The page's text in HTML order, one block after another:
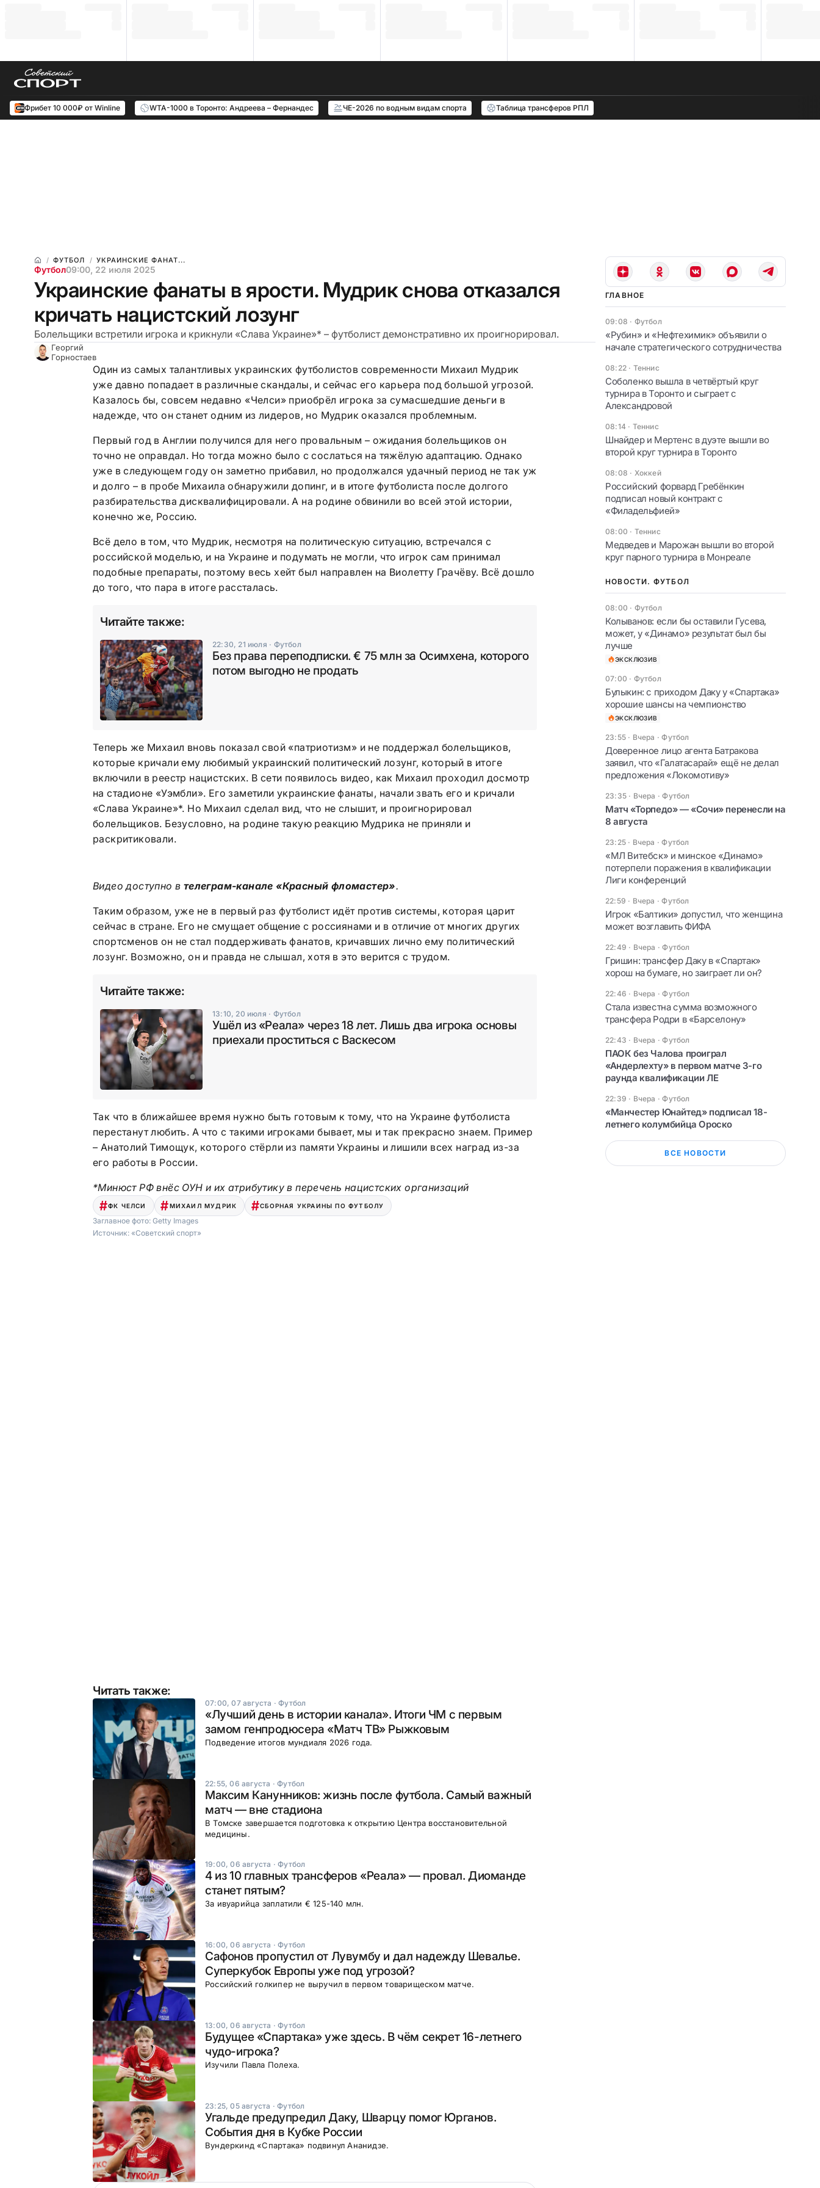
Фрибет 10 000₽ от Winline WTA-1000 в Торонто: Андреева – Фернандес ЧЕ-2026 по водным видам спорта Таблица трансферов РПЛ
ФУТБОЛ УКРАИНСКИЕ ФАНАТ...
Футбол09:00, 22 июля 2025
Украинские фанаты в ярости. Мудрик снова отказался
кричать нацистский лозунг
Болельщики встретили игрока и крикнули «Слава Украине»* – футболист демонстративно их проигнорировал.
Георгий
Горностаев
Один из самых талантливых украинских футболистов современности Михаил Мудрик
уже давно попадает в различные скандалы, и сейчас его карьера под большой угрозой.
Казалось бы, совсем недавно «Челси» приобрёл игрока за сумасшедшие деньги в
надежде, что он станет одним из лидеров, но Мудрик оказался проблемным.
Первый год в Англии получился для него провальным – ожидания болельщиков он
точно не оправдал. Но тогда можно было с сослаться на тяжёлую адаптацию. Однако
уже в следующем году он заметно прибавил, но продолжался удачный период не так уж
и долго – в пробе Михаила обнаружили допинг, и в итоге футболиста после долгого
разбирательства дисквалифицировали. А на родине обвинили во всей этой истории,
конечно же, Россию.
Всё дело в том, что Мудрик, несмотря на политическую ситуацию, встречался с
российской моделью, и на Украине и подумать не могли, что игрок сам принимал
подобные препараты, поэтому весь хейт был направлен на Виолетту Грачёву. Всё дошло
до того, что пара в итоге рассталась.
Читайте также:
22:30, 21 июля · Футбол
Без права переподписки. € 75 млн за Осимхена, которого
потом выгодно не продать
Теперь же Михаил вновь показал свой «патриотизм» и не поддержал болельщиков,
которые кричали ему любимый украинский политический лозунг, который в итоге
включили в реестр нацистских. В сети появилось видео, как Михаил проходил досмотр
на стадионе «Уэмбли». Его заметили украинские фанаты, начали звать его и кричали
«Слава Украине»*. Но Михаил сделал вид, что не слышит, и проигнорировал
болельщиков. Безусловно, на родине такую реакцию Мудрика не приняли и
раскритиковали.
Видео доступно в телеграм-канале «Красный фломастер».
Таким образом, уже не в первый раз футболист идёт против системы, которая царит
сейчас в стране. Его не смущает общение с россиянами и в отличие от многих других
спортсменов он не стал поддерживать фанатов, кричавших лично ему политический
лозунг. Возможно, он и правда не слышал, хотя в это верится с трудом.
Читайте также:
13:10, 20 июля · Футбол
Ушёл из «Реала» через 18 лет. Лишь два игрока основы
приехали проститься с Васкесом
Так что в ближайшее время нужно быть готовым к тому, что на Украине футболиста
перестанут любить. А что с такими игроками бывает, мы и так прекрасно знаем. Пример
– Анатолий Тимощук, которого стёрли из памяти Украины и лишили всех наград из-за
его работы в России.
*Минюст РФ внёс ОУН и их атрибутику в перечень нацистских организаций
ФК ЧЕЛСИ МИХАИЛ МУДРИК СБОРНАЯ УКРАИНЫ ПО ФУТБОЛУ
Заглавное фото: Getty Images
Источник: «Советский спорт»
Читать также:
07:00, 07 августа ·Футбол
«Лучший день в истории канала». Итоги ЧМ с первым
замом генпродюсера «Матч ТВ» Рыжковым
Подведение итогов мундиаля 2026 года.
22:55, 06 августа ·Футбол
Максим Канунников: жизнь после футбола. Самый важный
матч — вне стадиона
В Томске завершается подготовка к открытию Центра восстановительной
медицины.
19:00, 06 августа ·Футбол
4 из 10 главных трансферов «Реала» — провал. Диоманде
станет пятым?
За ивуарийца заплатили € 125-140 млн.
16:00, 06 августа ·Футбол
Сафонов пропустил от Лувумбу и дал надежду Шевалье.
Суперкубок Европы уже под угрозой?
Российский голкипер не выручил в первом товарищеском матче.
13:00, 06 августа ·Футбол
Будущее «Спартака» уже здесь. В чём секрет 16-летнего
чудо-игрока?
Изучили Павла Полеха.
23:25, 05 августа ·Футбол
Угальде предупредил Даку, Шварцу помог Юрганов.
События дня в Кубке России
Вундеркинд «Спартака» подвинул Ананидзе.
ГЛАВНОЕ
09:08 · Футбол
«Рубин» и «Нефтехимик» объявили о
начале стратегического сотрудничества
08:22 · Теннис
Соболенко вышла в четвёртый круг
турнира в Торонто и сыграет с
Александровой
08:14 · Теннис
Шнайдер и Мертенс в дуэте вышли во
второй круг турнира в Торонто
08:08 · Хоккей
Российский форвард Гребёнкин
подписал новый контракт с
«Филадельфией»
08:00 · Теннис
Медведев и Марожан вышли во второй
круг парного турнира в Монреале
НОВОСТИ. ФУТБОЛ
08:00 · Футбол
Колыванов: если бы оставили Гусева,
может, у «Динамо» результат был бы
лучше
ЭКСКЛЮЗИВ
07:00 · Футбол
Булыкин: с приходом Даку у «Спартака»
хорошие шансы на чемпионство
ЭКСКЛЮЗИВ
23:55 · Вчера ·Футбол
Доверенное лицо агента Батракова
заявил, что «Галатасарай» ещё не делал
предложения «Локомотиву»
23:35 · Вчера ·Футбол
Матч «Торпедо» — «Сочи» перенесли на
8 августа
23:25 · Вчера ·Футбол
«МЛ Витебск» и минское «Динамо»
потерпели поражения в квалификации
Лиги конференций
22:59 · Вчера ·Футбол
Игрок «Балтики» допустил, что женщина
может возглавить ФИФА
22:49 · Вчера ·Футбол
Гришин: трансфер Даку в «Спартак»
хорош на бумаге, но заиграет ли он?
22:46 · Вчера ·Футбол
Стала известна сумма возможного
трансфера Родри в «Барселону»
22:43 · Вчера ·Футбол
ПАОК без Чалова проиграл
«Андерлехту» в первом матче 3-го
раунда квалификации ЛЕ
22:39 · Вчера ·Футбол
«Манчестер Юнайтед» подписал 18-
летнего колумбийца Ороско
ВСЕ НОВОСТИ